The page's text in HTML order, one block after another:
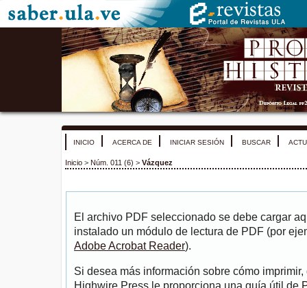
INICIO ACERCA DE INICIAR SESIÓN BUSCAR
Inicio > Núm. 011 (6) > Vázquez
El archivo PDF seleccionado se debe cargar
instalado un módulo de lectura de PDF (por
Adobe Acrobat Reader).
Si desea más información sobre cómo